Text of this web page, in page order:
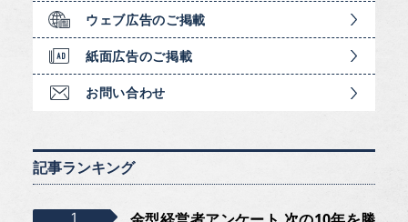
ウェブ広告のご掲載
紙面広告のご掲載
お問い合わせ
記事ランキング